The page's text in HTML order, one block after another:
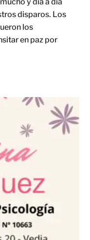
disparos. Los
los
en paz por